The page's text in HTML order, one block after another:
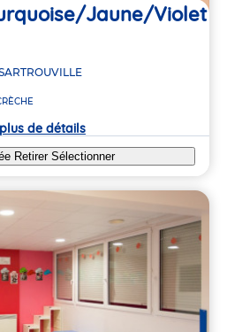
Jaune/Violet
de détails
Retirer Sélectionner